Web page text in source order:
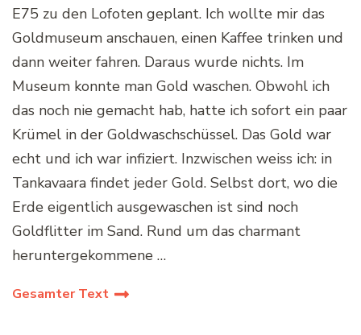
E75 zu den Lofoten geplant. Ich wollte mir das
Goldmuseum anschauen, einen Kaffee trinken und
dann weiter fahren. Daraus wurde nichts. Im
Museum konnte man Gold waschen. Obwohl ich
das noch nie gemacht hab, hatte ich sofort ein paar
Krümel in der Goldwaschschüssel. Das Gold war
echt und ich war infiziert. Inzwischen weiss ich: in
Tankavaara findet jeder Gold. Selbst dort, wo die
Erde eigentlich ausgewaschen ist sind noch
Goldflitter im Sand. Rund um das charmant
heruntergekommene …
Gesamter Text